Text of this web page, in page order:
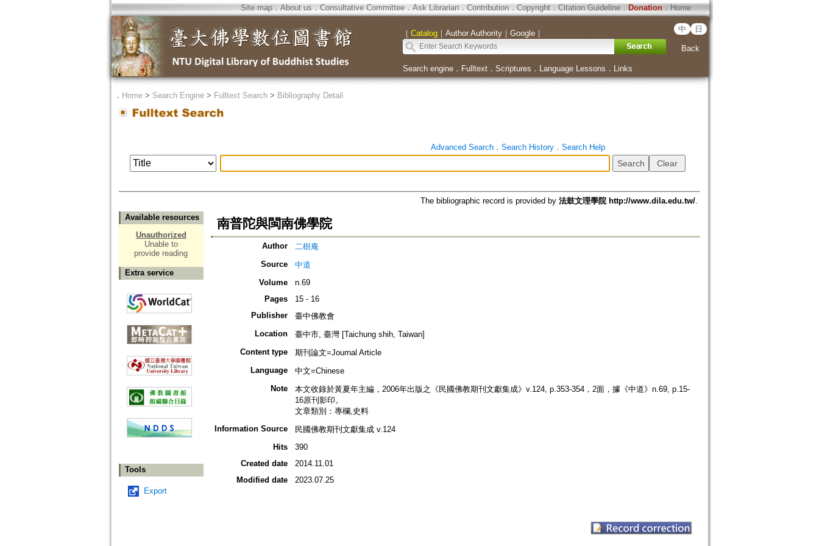
Site map．About us ． Consultative Committee． Ask Librarian． Contribution．Copyright．Citation Guideline． Donation．Home
｜ Catalog｜ Author Authority｜ Google｜ 中 日
Back
Search engine． Fulltext． Scriptures ． Language Lessons ． Links
． Home> Search Engine> Fulltext Search> Bibliography Detail
Advanced Search． Search History． Search Help
The bibliographic record is provided by 法鼓文理學院 http://www.dila.edu.tw/.
Available resources
Unauthorized
Unable to
provide reading
Extra service
Tools
Export
南普陀與閩南佛學院
Author
二樹庵
Source
中道
Volume
n.69
Pages
15 - 16
Publisher
臺中佛教會
Location
臺中市, 臺灣 [Taichung shih, Taiwan]
Content type
期刊論文=Journal Article
Language
中文=Chinese
Note
本文收錄於黃夏年主編，2006年出版之《民國佛教期刊文獻集成》v.124, p.353-354，2面，據《中道》n.69, p.15-
16原刊影印。
文章類別：專欄,史料
Information Source
民國佛教期刊文獻集成 v.124
Hits
390
Created date
2014.11.01
Modified date
2023.07.25